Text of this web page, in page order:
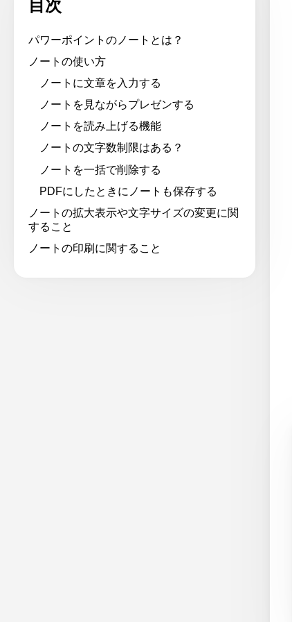
目次
パワーポイントのノートとは？
ノートの使い方
ノートに文章を入力する
ノートを見ながらプレゼンする
ノートを読み上げる機能
ノートの文字数制限はある？
ノートを一括で削除する
PDFにしたときにノートも保存する
ノートの拡大表示や文字サイズの変更に関
すること
ノートの印刷に関すること